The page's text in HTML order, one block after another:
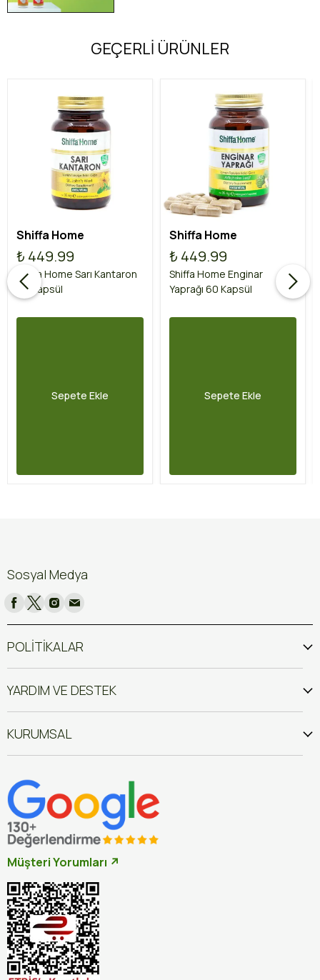
GEÇERLİ ÜRÜNLER
Shiffa Home
₺ 449.99
Shiffa Home Sarı Kantaron
60 Kapsül
Sepete Ekle
Shiffa Home
₺ 449.99
Shiffa Home Enginar
Yaprağı 60 Kapsül
Sepete Ekle
Sosyal Medya
POLİTİKALAR
YARDIM VE DESTEK
KURUMSAL
Müşteri Yorumları ↗